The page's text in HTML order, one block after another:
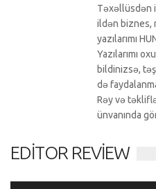
Təxəllüsdən
ildən biznes,
yazılarımı
Yazılarımı
bildinizsə,
də
Rəy və
ünvanında
EDITOR REVIEW